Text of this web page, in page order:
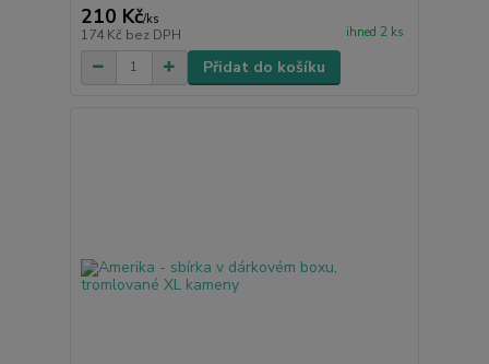
210 Kč/ks
174 Kč bez DPH ihned 2 ks
Přidat do košíku